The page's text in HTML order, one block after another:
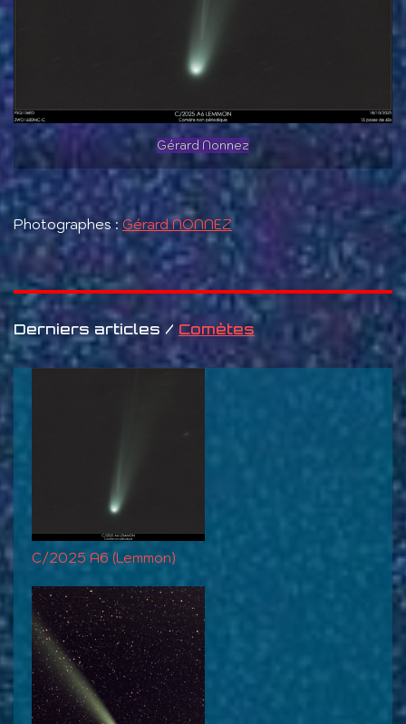
Gérard Nonnez
Photographes : Gérard NONNEZ
Derniers articles / Comètes
C/2025 A6 (Lemmon)